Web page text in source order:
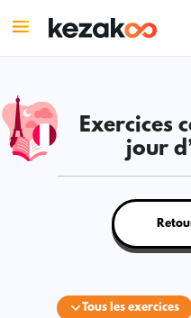
Exercices
jour
Tous les exercices